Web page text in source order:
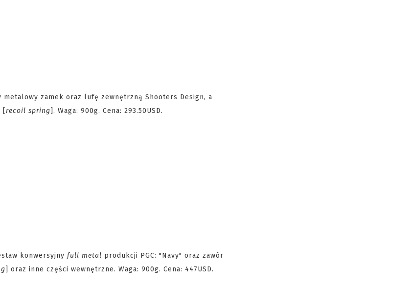
metalowy zamek oraz lufę zewnętrzną Shooters Design, a
[recoil spring]. Waga: 900g. Cena: 293.50USD.
konwersyjny full metal produkcji PGC: "Navy" oraz zawór
] oraz inne części wewnętrzne. Waga: 900g. Cena: 447USD.